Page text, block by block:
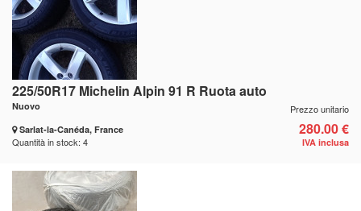
225/50R17 Michelin Alpin 91 R Ruota auto
Nuovo
Sarlat-la-Canéda, France
Quantità in stock: 4
Prezzo unitario
280.00 €
IVA inclusa